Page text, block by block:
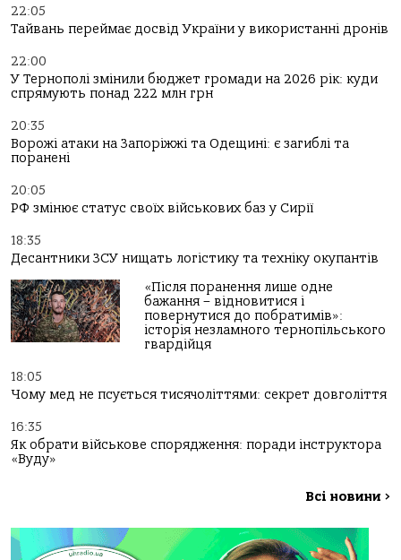
22:05
Тайвань переймає досвід України у використанні дронів
22:00
У Тернополі змінили бюджет громади на 2026 рік: куди
спрямують понад 222 млн грн
20:35
Ворожі атаки на Запоріжжі та Одещині: є загиблі та
поранені
20:05
РФ змінює статус своїх військових баз у Сирії
18:35
Десантники ЗСУ нищать логістику та техніку окупантів
«Після поранення лише одне
бажання – відновитися і
повернутися до побратимів»:
історія незламного тернопільського
гвардійця
18:05
Чому мед не псується тисячоліттями: секрет довголіття
16:35
Як обрати військове спорядження: поради інструктора
«Вуду»
Всі новини >